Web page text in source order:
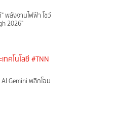
พลังงานไฟฟ้า โชว์
2026"
ทคโนโลยี #TNN
Gemini พลิกโฉม